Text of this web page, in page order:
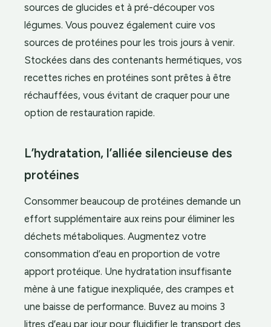
sources de glucides et à pré-découper vos
légumes. Vous pouvez également cuire vos
sources de protéines pour les trois jours à venir.
Stockées dans des contenants hermétiques, vos
recettes riches en protéines sont prêtes à être
réchauffées, vous évitant de craquer pour une
option de restauration rapide.
L’hydratation, l’alliée silencieuse des
protéines
Consommer beaucoup de protéines demande un
effort supplémentaire aux reins pour éliminer les
déchets métaboliques. Augmentez votre
consommation d’eau en proportion de votre
apport protéique. Une hydratation insuffisante
mène à une fatigue inexpliquée, des crampes et
une baisse de performance. Buvez au moins 3
litres d’eau par jour pour fluidifier le transport des